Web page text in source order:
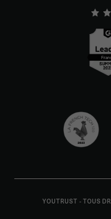
YOUTRUST - TOUS